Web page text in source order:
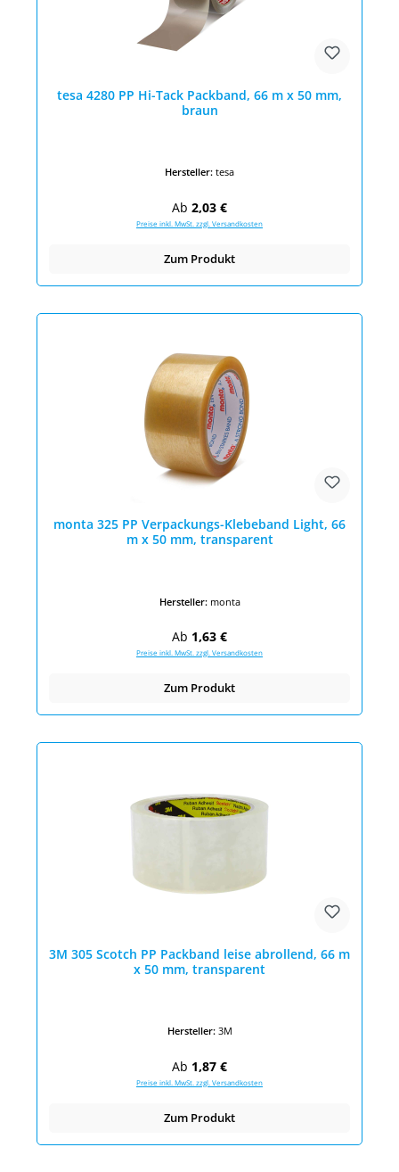
tesa 4280 PP Hi-Tack Packband, 66 m x 50 mm,
braun
Hersteller: tesa
Regulärer Preis:
Ab 2,03 €
Preise inkl. MwSt. zzgl. Versandkosten
Zum Produkt
monta 325 PP Verpackungs-Klebeband Light, 66
m x 50 mm, transparent
Hersteller: monta
Regulärer Preis:
Ab 1,63 €
Preise inkl. MwSt. zzgl. Versandkosten
Zum Produkt
3M 305 Scotch PP Packband leise abrollend, 66 m
x 50 mm, transparent
Hersteller: 3M
Regulärer Preis:
Ab 1,87 €
Preise inkl. MwSt. zzgl. Versandkosten
Zum Produkt